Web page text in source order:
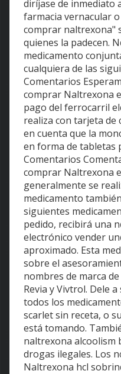
diríjase de inmediato
farmacia vernacular
comprar naltrexona"
quienes la padecen.
medicamento
cualquiera de las
Comentarios
comprar Naltrexona
pago del ferrocarril
realiza con tarjeta de
en cuenta que la
en forma de tabletas
Comentarios
comprar Naltrexona
generalmente se
medicamento
siguientes
pedido, recibirá una
electrónico vender
aproximado. Esta
sobre el
nombres de marca
Revia y Vivtrol. Dele
todos los
scarlet sin receta, o
está tomando.
naltrexona alcoolism
drogas ilegales. Los
Naltrexona hcl